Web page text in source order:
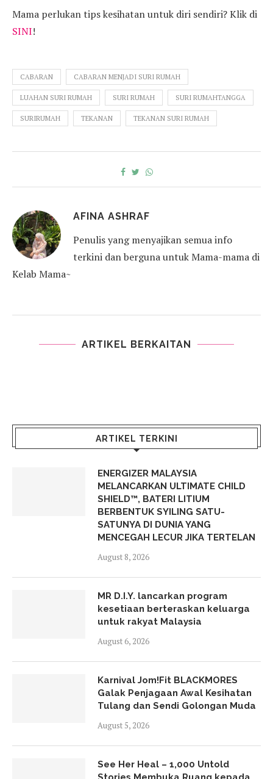
Mama perlukan tips kesihatan untuk diri sendiri? Klik di
SINI!
CABARAN CABARAN MENJADI SURI RUMAH
LUAHAN SURI RUMAH SURI RUMAH SURI RUMAHTANGGA
SURIRUMAH TEKANAN TEKANAN SURI RUMAH
AFINA ASHRAF
Penulis yang menyajikan semua info
terkini dan berguna untuk Mama-mama di
Kelab Mama~
ARTIKEL BERKAITAN
ARTIKEL TERKINI
ENERGIZER MALAYSIA
MELANCARKAN ULTIMATE CHILD
SHIELD™, BATERI LITIUM
BERBENTUK SYILING SATU-
SATUNYA DI DUNIA YANG
MENCEGAH LECUR JIKA TERTELAN
August 8, 2026
MR D.I.Y. lancarkan program
kesetiaan berteraskan keluarga
untuk rakyat Malaysia
August 6, 2026
Karnival Jom!Fit BLACKMORES
Galak Penjagaan Awal Kesihatan
Tulang dan Sendi Golongan Muda
August 5, 2026
See Her Heal – 1,000 Untold